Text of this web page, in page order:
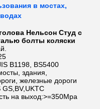
в мостах,
Нельсон Студ с
болты коляски
B1198, BS5400
здания,
железные дороги
GS,BV,UKTC
на выход:>=350Mpa